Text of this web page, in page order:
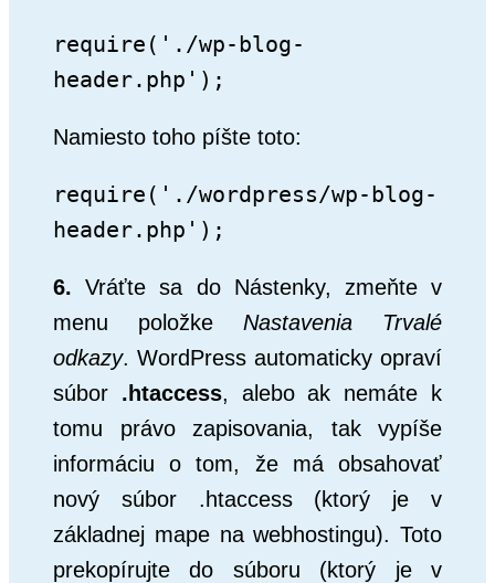
require('./wp-blog-
header.php');
Namiesto toho píšte toto:
require('./wordpress/wp-blog-
header.php');
6. Vráťte sa do Nástenky, zmeňte v
menu položke Nastavenia Trvalé
odkazy. WordPress automaticky opraví
súbor .htaccess, alebo ak nemáte k
tomu právo zapisovania, tak vypíše
informáciu o tom, že má obsahovať
nový súbor .htaccess (ktorý je v
základnej mape na webhostingu). Toto
prekopírujte do súboru (ktorý je v